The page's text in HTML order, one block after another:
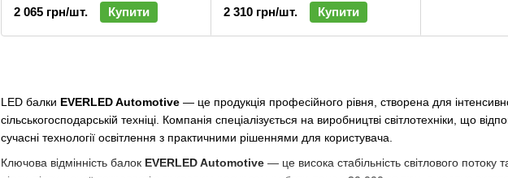
LED балки EVERLED Automotive — це продукція професійного рівня, створена для
сільськогосподарській техніці. Компанія спеціалізується на виробництві світлотехніки, що
сучасні технології освітлення з практичними рішеннями для користувача.
Ключова відмінність балок EVERLED Automotive — це висока стабільність світлового потоку
2 065 грн/шт.
Купити
2 310 грн/шт.
Купити